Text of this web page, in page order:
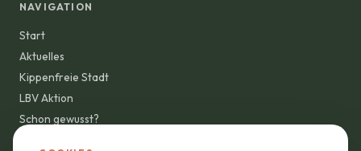
NAVIGATION
Start
Aktuelles
Kippenfreie Stadt
LBV Aktion
Schon gewusst?